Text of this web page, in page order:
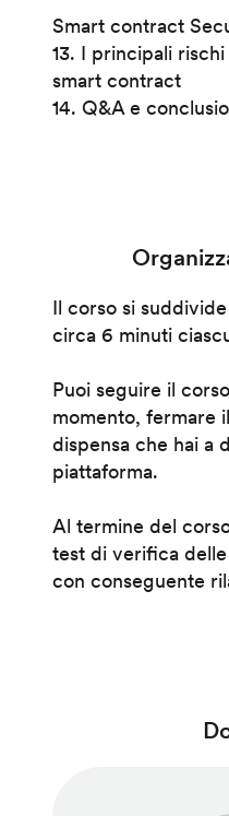
Smart contract
13. I principali
smart contract
14. Q&A e
Il corso si
circa 6 minuti
Puoi seguire il
momento, fermare
dispensa che hai a
piattaforma.
Al termine del
test di verifica
con conseguente